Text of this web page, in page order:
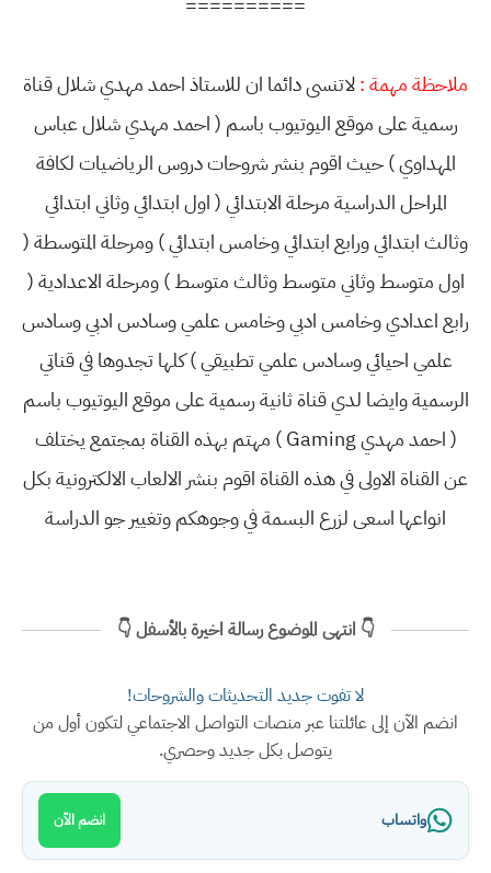
ملاحظة مهمة :لاتنسى دائما ان للاستاذ احمد مهدي شلال قناة
رسمية على موقع اليوتيوب باسم ( احمد مهدي شلال عباس
المهداوي ) حيث اقوم بنشر شروحات دروس الرياضيات لكافة
المراحل الدراسية مرحلة الابتدائي ( اول ابتدائي وثاني ابتدائي
وثالث ابتدائي ورابع ابتدائي وخامس ابتدائي ) ومرحلة المتوسطة (
اول متوسط وثاني متوسط وثالث متوسط ) ومرحلة الاعدادية (
رابع اعدادي وخامس ادبي وخامس علمي وسادس ادبي وسادس
علمي احيائي وسادس علمي تطبيقي ) كلها تجدوها في قناتي
الرسمية وايضا لدي قناة ثانية رسمية على موقع اليوتيوب باسم
( احمد مهدي Gaming ) مهتم بهذه القناة بمجتمع يختلف
عن القناة الاولى في هذه القناة اقوم بنشر الالعاب الالكترونية بكل
انواعها اسعى لزرع البسمة في وجوهكم وتغيير جو الدراسة
👇 انتهى الموضوع رسالة اخيرة بالأسفل 👇
لا تفوت جديد التحديثات والشروحات!
انضم الآن إلى عائلتنا عبر منصات التواصل الاجتماعي لتكون أول من
يتوصل بكل جديد وحصري.
واتساب انضم الآن